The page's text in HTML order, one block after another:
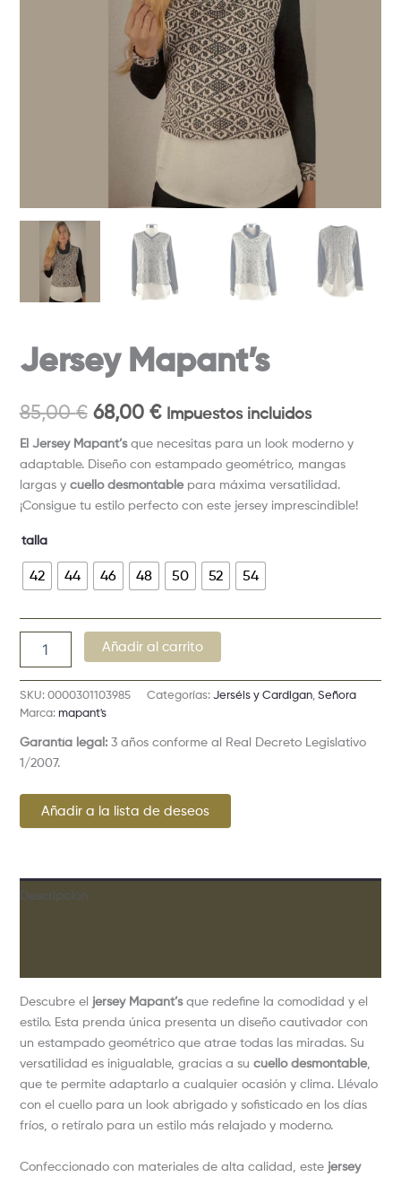
Jersey Mapant’s
85,00€ 68,00 € Impuestos incluidos
El Jersey Mapant’sque necesitas para un look moderno y
adaptable. Diseño con estampado geométrico, mangas
largas y cuello desmontablepara máxima versatilidad.
¡Consigue tu estilo perfecto con este jersey imprescindible!
talla
42 44 46 48 50 52 54
Añadir al carrito
SKU: 0000301103985 Categorías: Jerséis y Cardigan, Señora
Marca: mapant's
Garantía legal:3 años conforme al Real Decreto Legislativo
1/2007.
Añadir a la lista de deseos
Descripción
Descubre el jersey Mapant’sque redefine la comodidad y el
estilo. Esta prenda única presenta un diseño cautivador con
un estampado geométrico que atrae todas las miradas. Su
versatilidad es inigualable, gracias a su cuello desmontable,
que te permite adaptarlo a cualquier ocasión y clima. Llévalo
con el cuello para un look abrigado y sofisticado en los días
fríos, o retíralo para un estilo más relajado y moderno.
Confeccionado con materiales de alta calidad, este jersey